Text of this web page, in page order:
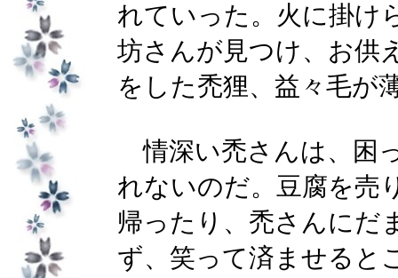
れていった。火に掛け
坊さんが見つけ、お供
をした禿狸、益々毛が
情深い禿さんは、困
れないのだ。豆腐を売
帰ったり、禿さんにだ
ず、笑って済ませると